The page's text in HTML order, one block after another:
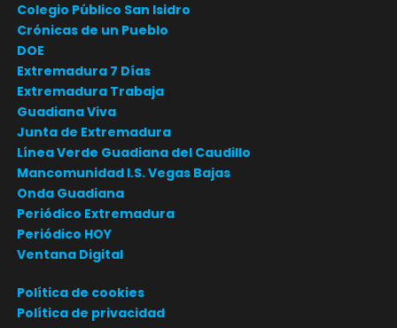
Colegio Público San Isidro
Crónicas de un Pueblo
DOE
Extremadura 7 Días
Extremadura Trabaja
Guadiana Viva
Junta de Extremadura
Línea Verde Guadiana del Caudillo
Mancomunidad I.S. Vegas Bajas
Onda Guadiana
Periódico Extremadura
Periódico HOY
Ventana Digital
Política de cookies
Política de privacidad